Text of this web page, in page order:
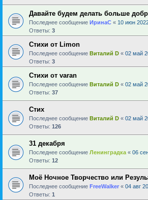
Давайте будем делать больше
Последнее сообщение ИринаC « 10 июн
Ответы: 3
Стихи от Limon
Последнее сообщение Виталий D « 02 май
Ответы: 3
Стихи от varan
Последнее сообщение Виталий D « 02 май
Ответы: 37
Стих
Последнее сообщение Виталий D « 02 май
Ответы: 126
31 декабря
Последнее сообщение Ленинградка « 06
Ответы: 12
Моё Ночное Творчество или
Последнее сообщение FreeWalker « 04 авг
Ответы: 1